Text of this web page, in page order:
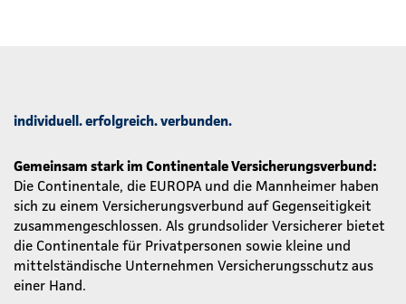
individuell. erfolgreich. verbunden.
Gemeinsam stark im Continentale Versicherungsverbund:
Die Continentale, die EUROPA und die Mannheimer haben
sich zu einem Versicherungsverbund auf Gegenseitigkeit
zusammengeschlossen. Als grundsolider Versicherer bietet
die Continentale für Privatpersonen sowie kleine und
mittelständische Unternehmen Versicherungsschutz aus
einer Hand.